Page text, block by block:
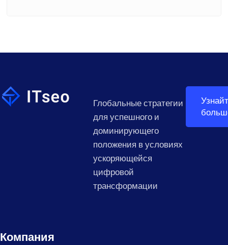
Глобальные стратегии
для успешного и
доминирующего
положения в условиях
ускоряющейся
цифровой
трансформации
Компания